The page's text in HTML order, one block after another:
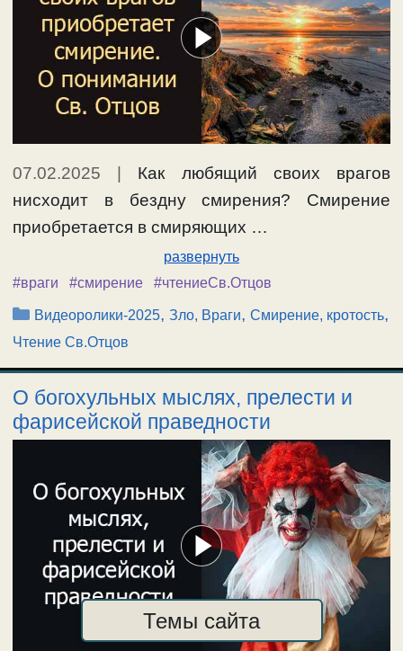
07.02.2025
Как любящий своих врагов
нисходит в бездну смирения? Смирение
приобретается в смиряющих …
развернуть
#враги
#смирение #чтениеСв.Отцов
Рубрики
Видеоролики-2025,Зло, Враги,Смирение, кротость,
Чтение Св.Отцов
О богохульных мыслях, прелести и
фарисейской праведности
Темы сайта